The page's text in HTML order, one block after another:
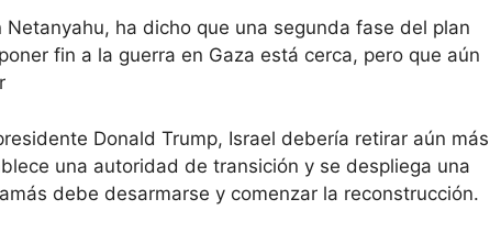
ha dicho que una segunda fase del plan
fin a la guerra en Gaza está cerca, pero que aún
Donald Trump, Israel debería retirar aún más
una autoridad de transición y se despliega una
debe desarmarse y comenzar la reconstrucción.